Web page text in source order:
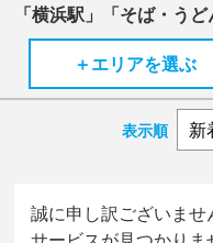
「横浜駅」「そば・う
＋エリアを選ぶ
表示順
誠に申し訳ございま